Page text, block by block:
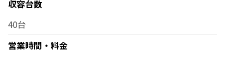
収容台数
40台
営業時間・料金